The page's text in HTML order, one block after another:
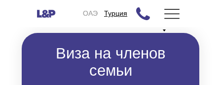
ОАЭ
ОАЭ Турция
Виза на членов
семьи